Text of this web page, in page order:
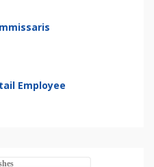
Employee